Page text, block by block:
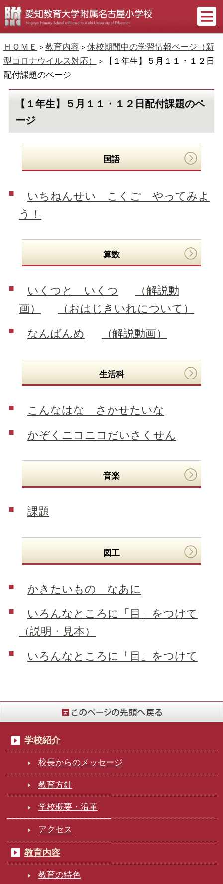
ＨＯＭＥ > 教育内容 > 休校期間中の学習情報ページ（新
型コロナウイルス対応）
>
【１年生】５月１１・１２日
配付課題のページ
【１年生】５月１１・１２日配付課題のペ
ージ
国語
いちねんせい こくご やってみよ
う！
算数
いくつと いくつ
（解説動
画）
（おはじきいれについて）
なんばんめ （解説動画）
生活科
こんなはな さかせたいな
かぞくニコニコだいさくせん
音楽
課題
図工
かきたいもの なあに
いろんなところに「目」をつけて
（説明・見本）
いろんなところに「目」をつけて
学校紹介
校長からのメッセージ
教育方針
学校概要・沿革
アクセス
教育内容
教育の特色